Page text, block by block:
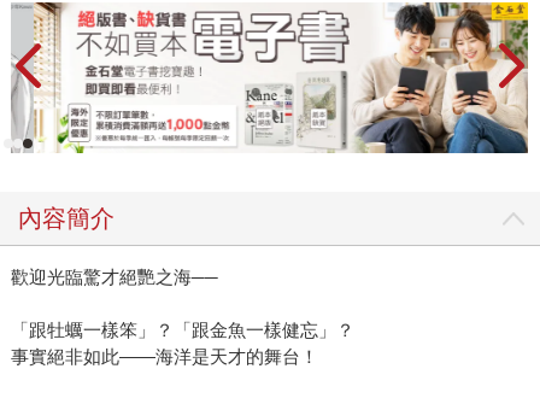
內容簡介
歡迎光臨驚才絕艷之海──
「跟牡蠣一樣笨」？「跟金魚一樣健忘」？
事實絕非如此——海洋是天才的舞台！